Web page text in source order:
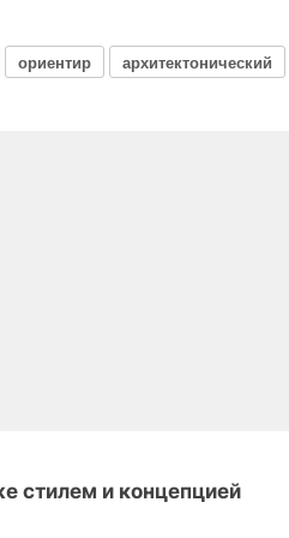
ориентир архитектонический
стилем и концепцией